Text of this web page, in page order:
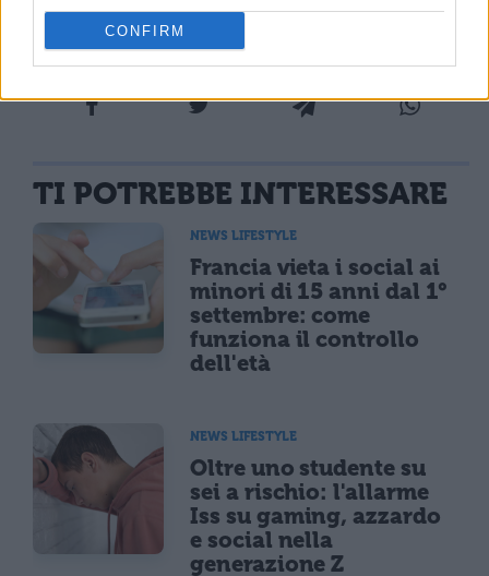
CONFIRM
per amici e parenti.
TI POTREBBE INTERESSARE
NEWS LIFESTYLE
Francia vieta i social ai
minori di 15 anni dal 1°
settembre: come
funziona il controllo
dell'età
NEWS LIFESTYLE
Oltre uno studente su
sei a rischio: l'allarme
Iss su gaming, azzardo
e social nella
generazione Z